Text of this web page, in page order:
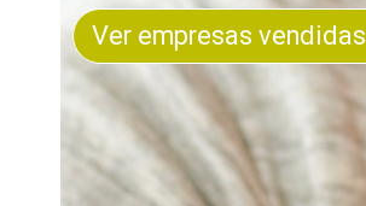
Ver empresas vendidas